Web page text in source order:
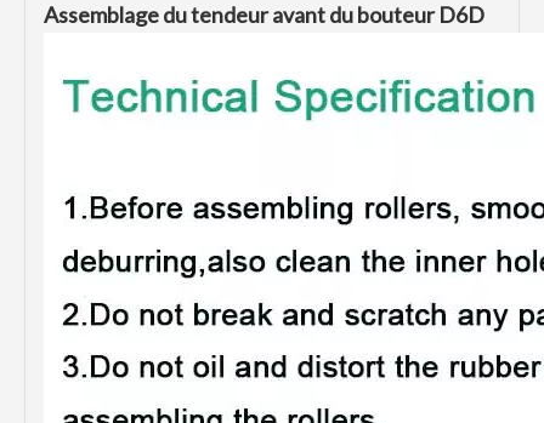
Assemblage du tendeur avant du bouteur D6D